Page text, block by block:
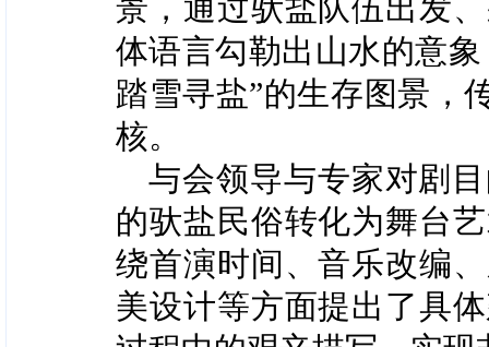
景，通过驮盐队伍出发
体语言勾勒出山水的意
踏雪寻盐”的生存图景，
核。
与会领导与专家对剧
的驮盐民俗转化为舞台
绕首演时间、音乐改编
美设计等方面提出了具